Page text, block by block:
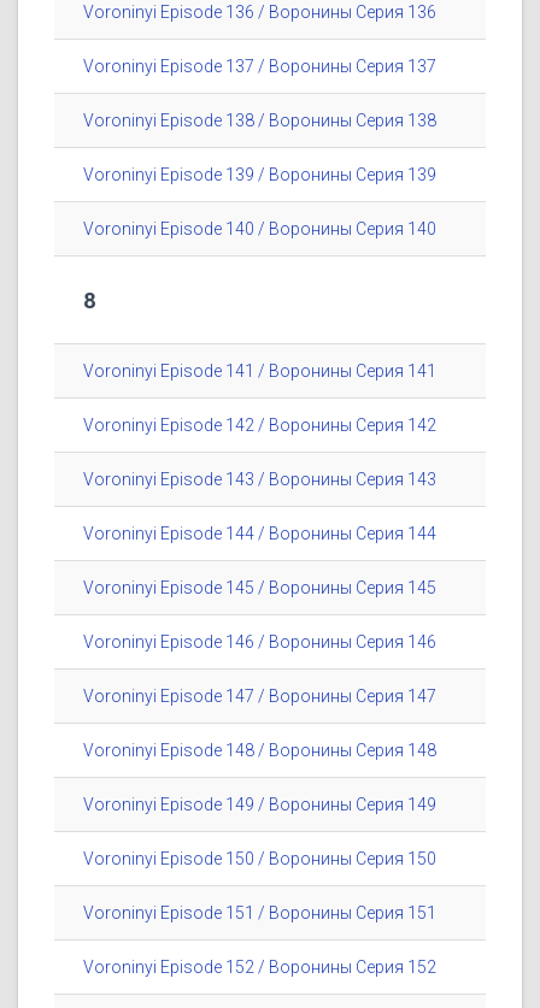
Voroninyi Episode 136 / Воронины Серия 136
Voroninyi Episode 137 / Воронины Серия 137
Voroninyi Episode 138 / Воронины Серия 138
Voroninyi Episode 139 / Воронины Серия 139
Voroninyi Episode 140 / Воронины Серия 140
8
Voroninyi Episode 141 / Воронины Серия 141
Voroninyi Episode 142 / Воронины Серия 142
Voroninyi Episode 143 / Воронины Серия 143
Voroninyi Episode 144 / Воронины Серия 144
Voroninyi Episode 145 / Воронины Серия 145
Voroninyi Episode 146 / Воронины Серия 146
Voroninyi Episode 147 / Воронины Серия 147
Voroninyi Episode 148 / Воронины Серия 148
Voroninyi Episode 149 / Воронины Серия 149
Voroninyi Episode 150 / Воронины Серия 150
Voroninyi Episode 151 / Воронины Серия 151
Voroninyi Episode 152 / Воронины Серия 152